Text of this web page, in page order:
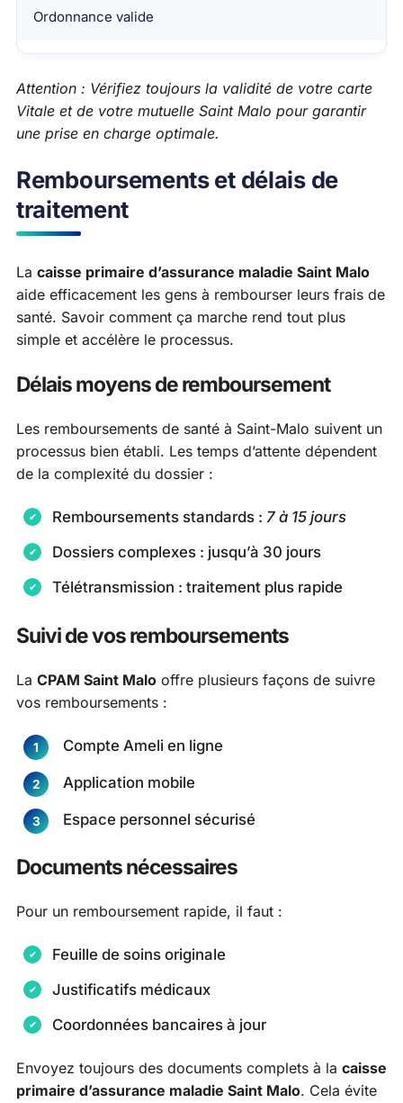
Ordonnance valide
Attention : Vérifiez toujours la validité de votre carte
Vitale et de votre mutuelle Saint Malo pour garantir
une prise en charge optimale.
Remboursements et délais de
traitement
La caisse primaire d’assurance maladie Saint Malo
aide efficacement les gens à rembourser leurs frais de
santé. Savoir comment ça marche rend tout plus
simple et accélère le processus.
Délais moyens de remboursement
Les remboursements de santé à Saint-Malo suivent un
processus bien établi. Les temps d’attente dépendent
de la complexité du dossier :
Remboursements standards : 7 à 15 jours
Dossiers complexes : jusqu’à 30 jours
Télétransmission : traitement plus rapide
Suivi de vos remboursements
La CPAM Saint Malo offre plusieurs façons de suivre
vos remboursements :
Compte Ameli en ligne
Application mobile
Espace personnel sécurisé
Documents nécessaires
Pour un remboursement rapide, il faut :
Feuille de soins originale
Justificatifs médicaux
Coordonnées bancaires à jour
Envoyez toujours des documents complets à la caisse
primaire d’assurance maladie Saint Malo. Cela évite